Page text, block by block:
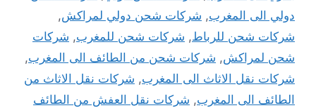
دولي الى المغرب, شركات شحن دولي لمراكش,
شركات شحن للرباط, شركات شحن للمغرب, شركات
شحن لمراكش, شركات شحن من الطائف الى المغرب,
شركات نقل الاثاث الى المغرب, شركات نقل الاثاث من
الطائف الى المغرب, شركات نقل العفش من الطائف